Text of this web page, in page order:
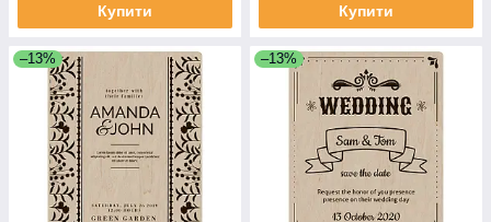
Купити Купити
–13% –13%